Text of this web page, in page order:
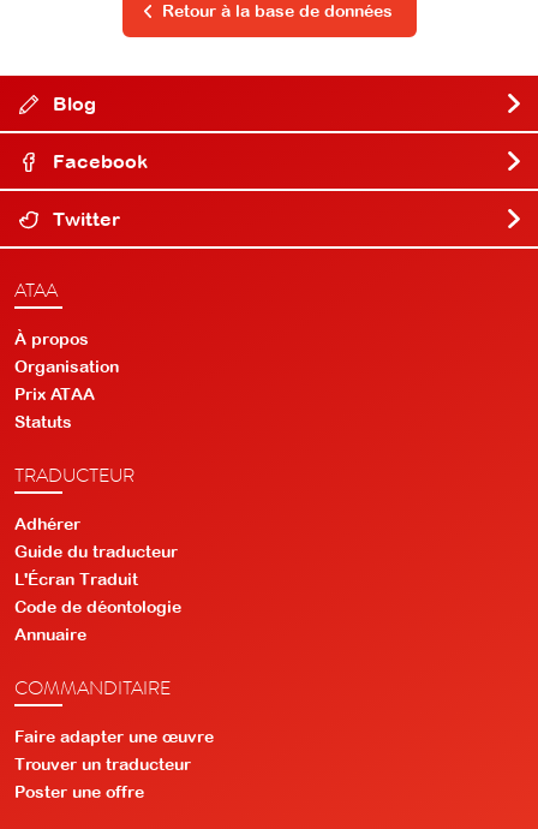
Retour à la base de données
Blog
Facebook
Twitter
ATAA
À propos
Organisation
Prix ATAA
Statuts
TRADUCTEUR
Adhérer
Guide du traducteur
L'Écran Traduit
Code de déontologie
Annuaire
COMMANDITAIRE
Faire adapter une œuvre
Trouver un traducteur
Poster une offre